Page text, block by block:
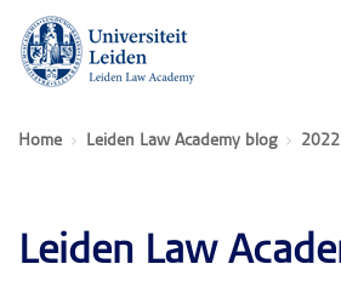
Home Leiden Law Academy blog 2022
Leiden Law